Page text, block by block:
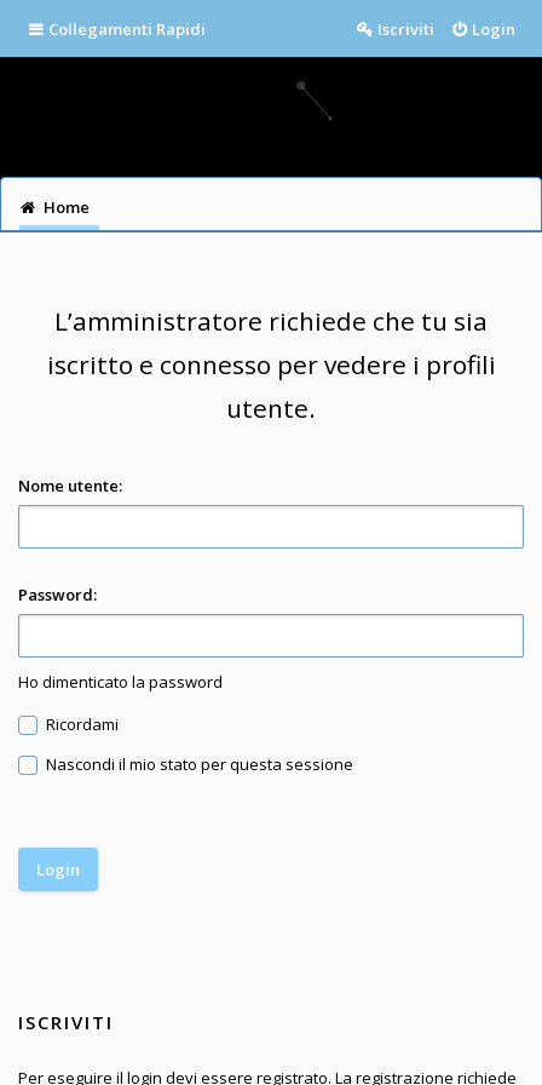
Collegamenti Rapidi Login
Iscriviti
Home
L’amministratore richiede che tu sia
iscritto e connesso per vedere i profili
utente.
Nome utente:
Password:
Ho dimenticato la password
Ricordami
Nascondi il mio stato per questa sessione
ISCRIVITI
Per eseguire il login devi essere registrato. La registrazione richiede